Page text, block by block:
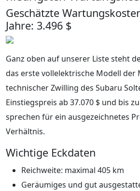
Geschätzte
Jahre: 3.496 $
Ganz oben auf unserer Liste steht
das erste vollelektrische Modell der
technischer Zwilling des Subaru
Einstiegspreis ab 37.070 $ und bis
sprechen für ein ausgezeichnetes
Verhältnis.
Wichtige Eckdaten
Reichweite: maximal 405 km
Geräumiges und gut